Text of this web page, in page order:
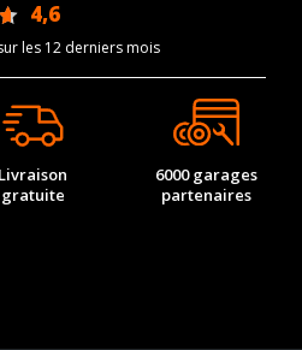
4,6
les 12 derniers mois
Livraison
gratuite
6000 garages
partenaires